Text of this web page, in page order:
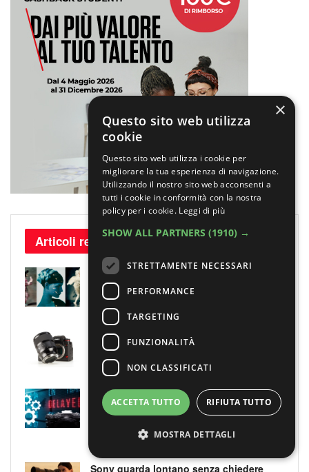
Articoli recenti
Omaggio al laboratorio alchemico di
Paolo Roversi
Il test del Sigma Art 35mm F1.4 DG II:
una nuova pietra miliare
6 AGOSTO 2026
Fujifilm X-T6: cambio di programma a
Parigi, ma all’orizzonte si intravede una
5 AGOSTO 2026
Sony guarda lontano senza chiedere
×
Questo sito web utilizza
cookie
Questo sito web utilizza i cookie per
migliorare la tua esperienza di navigazione.
Utilizzando il nostro sito web acconsenti a
tutti i cookie in conformità con la nostra
policy per i cookie. Leggi di più
SHOW ALL PARTNERS (1910) →
STRETTAMENTE NECESSARI
PERFORMANCE
TARGETING
FUNZIONALITÀ
NON CLASSIFICATI
ACCETTA TUTTO RIFIUTA TUTTO
MOSTRA DETTAGLI